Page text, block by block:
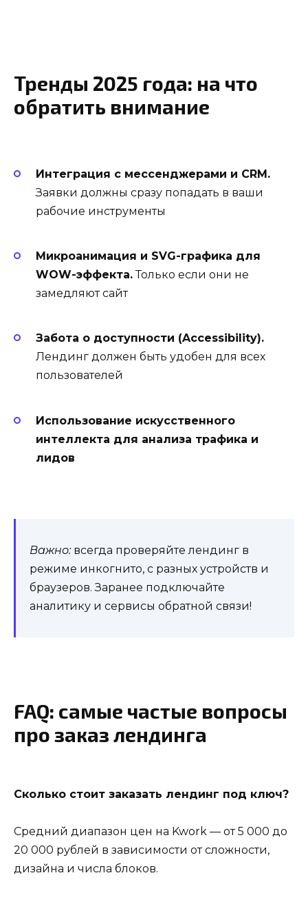
Тренды 2025 года: на что
обратить внимание
Интеграция с мессенджерами и CRM.
Заявки должны сразу попадать в ваши
рабочие инструменты
Микроанимация и SVG-графика для
WOW-эффекта.Только если они не
замедляют сайт
Забота о доступности (Accessibility).
Лендинг должен быть удобен для всех
пользователей
Использование искусственного
интеллекта для анализа трафика и
лидов
Важно:всегда проверяйте лендинг в
режиме инкогнито, с разных устройств и
браузеров. Заранее подключайте
аналитику и сервисы обратной связи!
FAQ: самые частые вопросы
про заказ лендинга
Сколько стоит заказать лендинг под ключ?
Средний диапазон цен на Kwork — от 5 000 до
20 000 рублей в зависимости от сложности,
дизайна и числа блоков.